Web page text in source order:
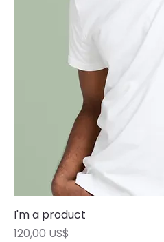
I'm a product
Precio
120,00 US$